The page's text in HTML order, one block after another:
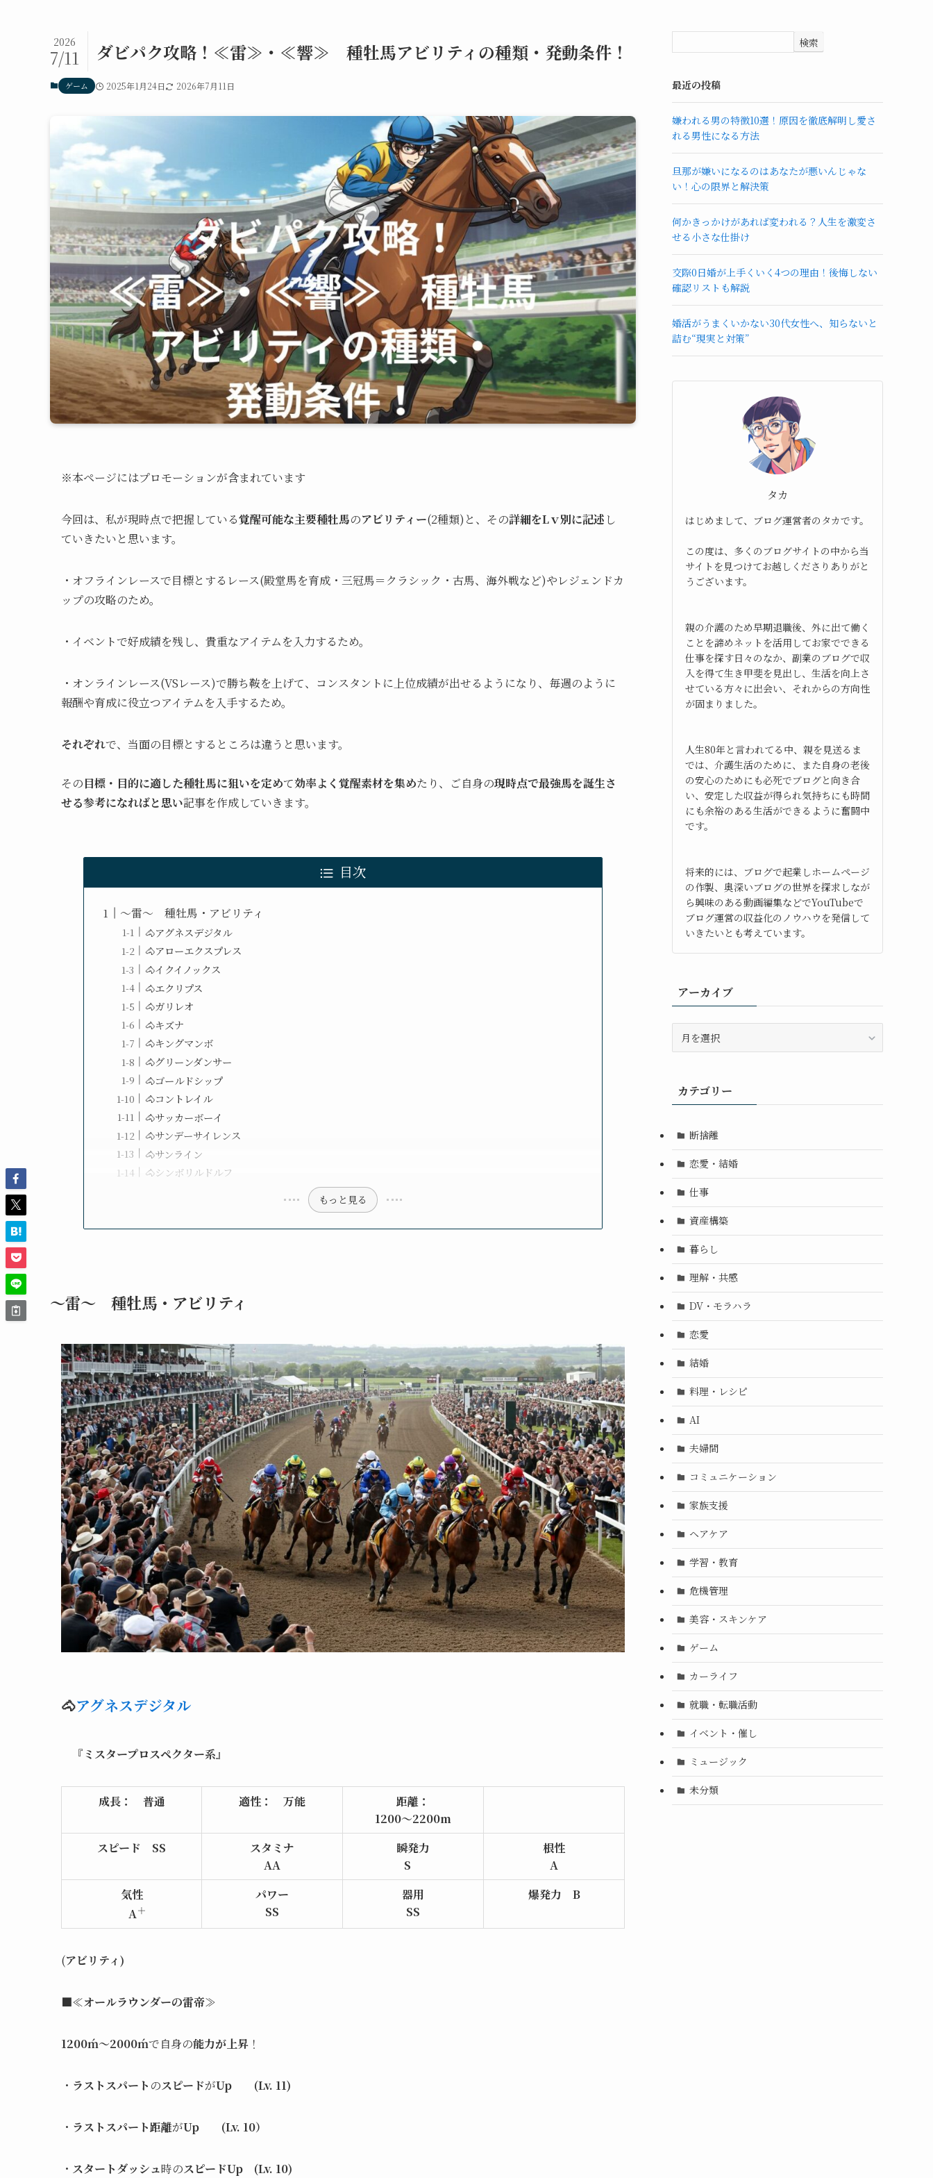
ダビパク攻略！≪雷≫・≪響≫ 種牡馬アビリティの種類・発動条件！
2026
7/11
ゲーム 2025年1月24日 2026年7月11日
※本ページにはプロモーションが含まれています
今回は、私が現時点で把握している覚醒可能な主要種牡馬のアビリティー(2種類)と、その詳細をLｖ別に記述 し
ていきたいと思います。
・オフラインレースで目標とするレース(殿堂馬を育成・三冠馬＝クラシック・古馬、海外戦など)やレジェンドカ
ップの攻略のため。
・イベントで好成績を残し、貴重なアイテムを入力するため。
・オンラインレース(VSレース)で勝ち鞍を上げて、コンスタントに上位成績が出せるようになり、毎週のように
報酬や育成に役立つアイテムを入手するため。
それぞれで、当面の目標とするところは違うと思います。
その目標・目的に適した種牡馬に狙いを定めて効率よく覚醒素材を集めたり、ご自身の現時点で最強馬を誕生さ
せる参考になればと思い記事を作成していきます。
目次
～雷～ 種牡馬・アビリティ
🐴アグネスデジタル
🐴アローエクスプレス
🐴イクイノックス
🐴エクリプス
🐴ガリレオ
🐴キズナ
🐴キングマンボ
🐴グリーンダンサー
🐴ゴールドシップ
🐴コントレイル
🐴サッカーボーイ
🐴サンデーサイレンス
🐴サンライン
🐴シンボリルドルフ
もっと見る
～雷～ 種牡馬・アビリティ
🐴アグネスデジタル
『 ミスタープロスペクター系』
成長： 普通 適性： 万能
距離：
1200～2200m
スピード
SS
スタミナ
AA
瞬発力
S
根性
A
気性
A＋
パワー
SS
器用
SS
爆発力 B
(アビリティ)
■≪オールラウンダーの雷帝≫
1200ḿ～2000ḿで自身の能力が上昇 ！
・ ラストスパート のスピードがUp (Lv. 11)
・ ラストスパート距離がUp (Lv. 10）
・ スタートダッシュ時のスピードUp (Lv. 10)
検索
最近の投稿
嫌われる男の特徴10選！原因を徹底解明し愛さ
れる男性になる方法
旦那が嫌いになるのはあなたが悪いんじゃな
い！心の限界と解決策
何かきっかけがあれば変われる？人生を激変さ
せる小さな仕掛け
交際0日婚が上手くいく4つの理由！後悔しない
確認リストも解説
婚活がうまくいかない30代女性へ、知らないと
詰む“現実と対策”
タカ
はじめまして、ブログ運営者のタカです。
この度は、多くのブログサイトの中から当
サイトを見つけてお越しくださりありがと
うございます。
親の介護のため早期退職後、外に出て働く
ことを諦めネットを活用してお家でできる
仕事を探す日々のなか、副業のブログで収
入を得て生き甲斐を見出し、生活を向上さ
せている方々に出会い、それからの方向性
が固まりました。
人生80年と言われてる中、親を見送るま
では、介護生活のために、また自身の老後
の安心のためにも必死でブログと向き合
い、安定した収益が得られ気持ちにも時間
にも余裕のある生活ができるように奮闘中
です。
将来的には、ブログで起業しホームページ
の作製、奥深いブログの世界を探求しなが
ら興味のある動画編集などでYouTubeで
ブログ運営の収益化のノウハウを発信して
いきたいとも考えています。
アーカイブ
ブカテゴリー
断捨離
恋愛・結婚
仕事
資産構築
暮らし
理解・共感
DV・モラハラ
恋愛
結婚
料理・レシピ
AI
夫婦間
コミュニケーション
家族支援
ヘアケア
学習・教育
危機管理
美容・スキンケア
ゲーム
カーライフ
就職・転職活動
イベント・催し
ミュージック
未分類